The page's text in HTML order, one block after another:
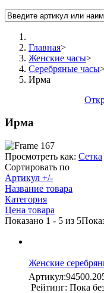
Главная>
Женские часы>
Серебряные часы
Ирма
Ирма
Просмотреть как: Сетка
Сортировать по
Артикул +/-
Название товара
Категория
Цена товара
Показано 1 - 5 из 5
Женские
Артикул:
Рейтинг: Пока